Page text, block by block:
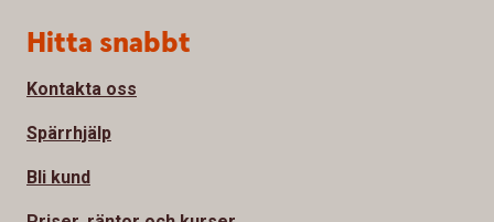
Sidfot
Hitta snabbt
Kontakta oss
Spärrhjälp
Bli kund